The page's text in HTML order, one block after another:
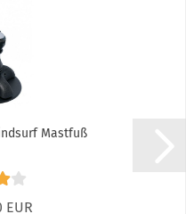
Mastfuß
EUR